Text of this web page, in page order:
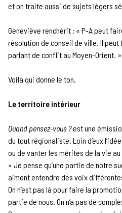
et on traite aussi de sujets légers
Geneviève renchérit : « P-A peut
résolution de conseil de ville. Il
parlant de conflit au Moyen-Orient. »
Voilà qui donne le ton.
Le territoire intérieur
Quand pensez-vous ?est une
du tout régionaliste. Loin d’eux
ou de vanter les mérites de la vie
« Je pense qu’une partie de notre
aiment entendre des voix
On n’est pas là pour faire la
partie de nous. On n’a pas de